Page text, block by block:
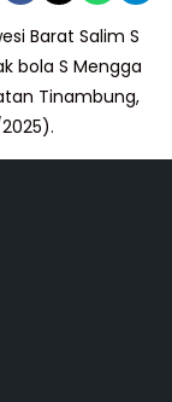
Barat Salim S
bola S Mengga
Tinambung,